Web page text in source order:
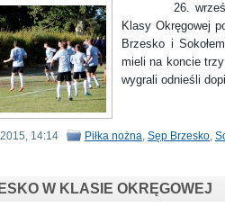
26. września
Klasy Okręgowej
Brzesko i
mieli na koncie
wygrali odnieśli
14:14 Piłka nożna Sęp Brzesko
W KLASIE OKRĘGOWEJ